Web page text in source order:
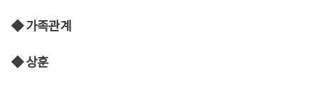
◆ 가족관계
◆ 상훈